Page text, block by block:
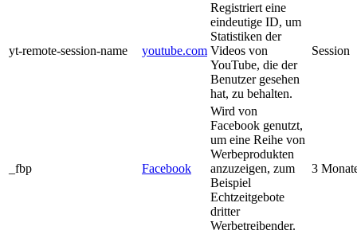
yt-remote-session-name youtube.com
Registriert eine
eindeutige ID, um
Statistiken der
Videos von
YouTube, die der
Benutzer gesehen
hat, zu behalten.
Session
_fbp Facebook
Wird von
Facebook genutzt,
um eine Reihe von
Werbeprodukten
anzuzeigen, zum
Beispiel
Echtzeitgebote
dritter
Werbetreibender.
3